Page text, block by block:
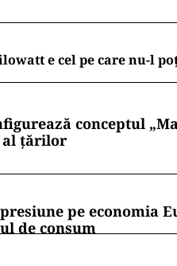
e cel pe care nu-l
conceptul
al țărilor
pe economia
de consum